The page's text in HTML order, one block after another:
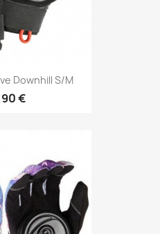
Downhill S/M
€